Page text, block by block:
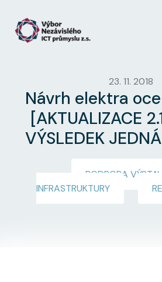
23. 11. 2018
Návrh elektra
[AKTUALIZACE
VÝSLEDEK
PODPORA
INFRASTRUKTURY